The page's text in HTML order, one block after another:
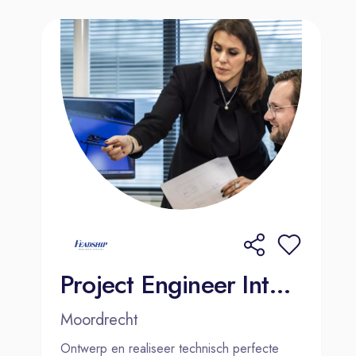
organization.
Interested?
Are you passionate about warehouse
automation and smart factory
technologies? Apply now and help
shape the future of logistics and
intralogistics at MCO Health in
Almere.
Project Engineer Interieur | Moordrecht
Moordrecht
Ontwerp en realiseer technisch perfecte